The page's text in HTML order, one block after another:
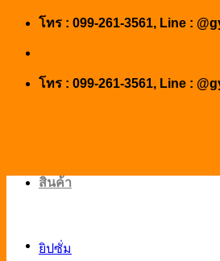
Skip
โทร : 099-261-3561, Line :
โทร : 099-261-3561, Line :
สินค้า
ยิปซั่ม